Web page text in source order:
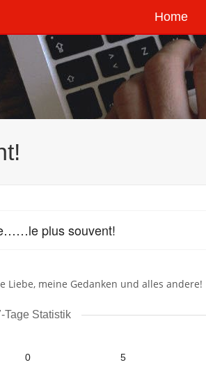
Home
plus souvent!
Liebe, meine Gedanken und alles andere!
Tage Statistik
0 5